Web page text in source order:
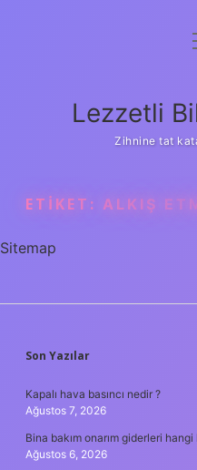
Lezzetli
Zihnine tat
ETIKET: ALKIŞ
Sitemap
SIDEBAR
Son Yazılar
Kapalı hava basıncı nedir ?
Ağustos 7, 2026
Bina bakım onarım giderleri
Ağustos 6, 2026